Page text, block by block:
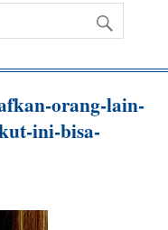
orang-lain-
ini-bisa-